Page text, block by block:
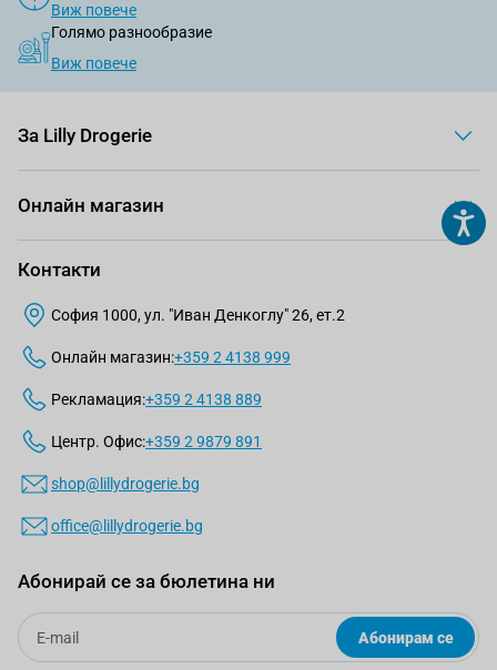
Виж повече
Голямо разнообразие
Виж повече
За Lilly Drogerie
Онлайн магазин
Контакти
София 1000, ул. "Иван Денкоглу" 26, ет.2
Онлайн магазин:+359 2 4138 999
Рекламация:+359 2 4138 889
Центр. Офис:+359 2 9879 891
shop@lillydrogerie.bg
office@lillydrogerie.bg
Абонирай се за бюлетина ни
Email
Абонирам се